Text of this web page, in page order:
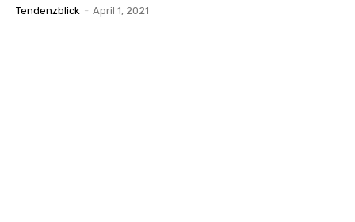
Tendenzblick - April 1, 2021